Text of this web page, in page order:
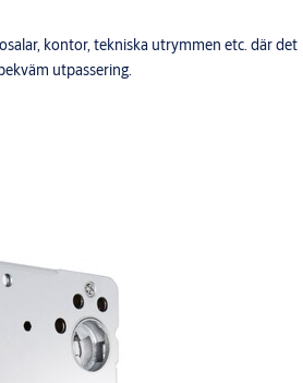
kontor, tekniska utrymmen etc. där det
utpassering.